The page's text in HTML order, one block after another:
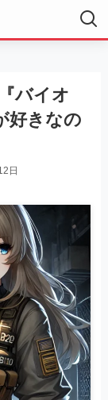
バイオ
好きなの
日